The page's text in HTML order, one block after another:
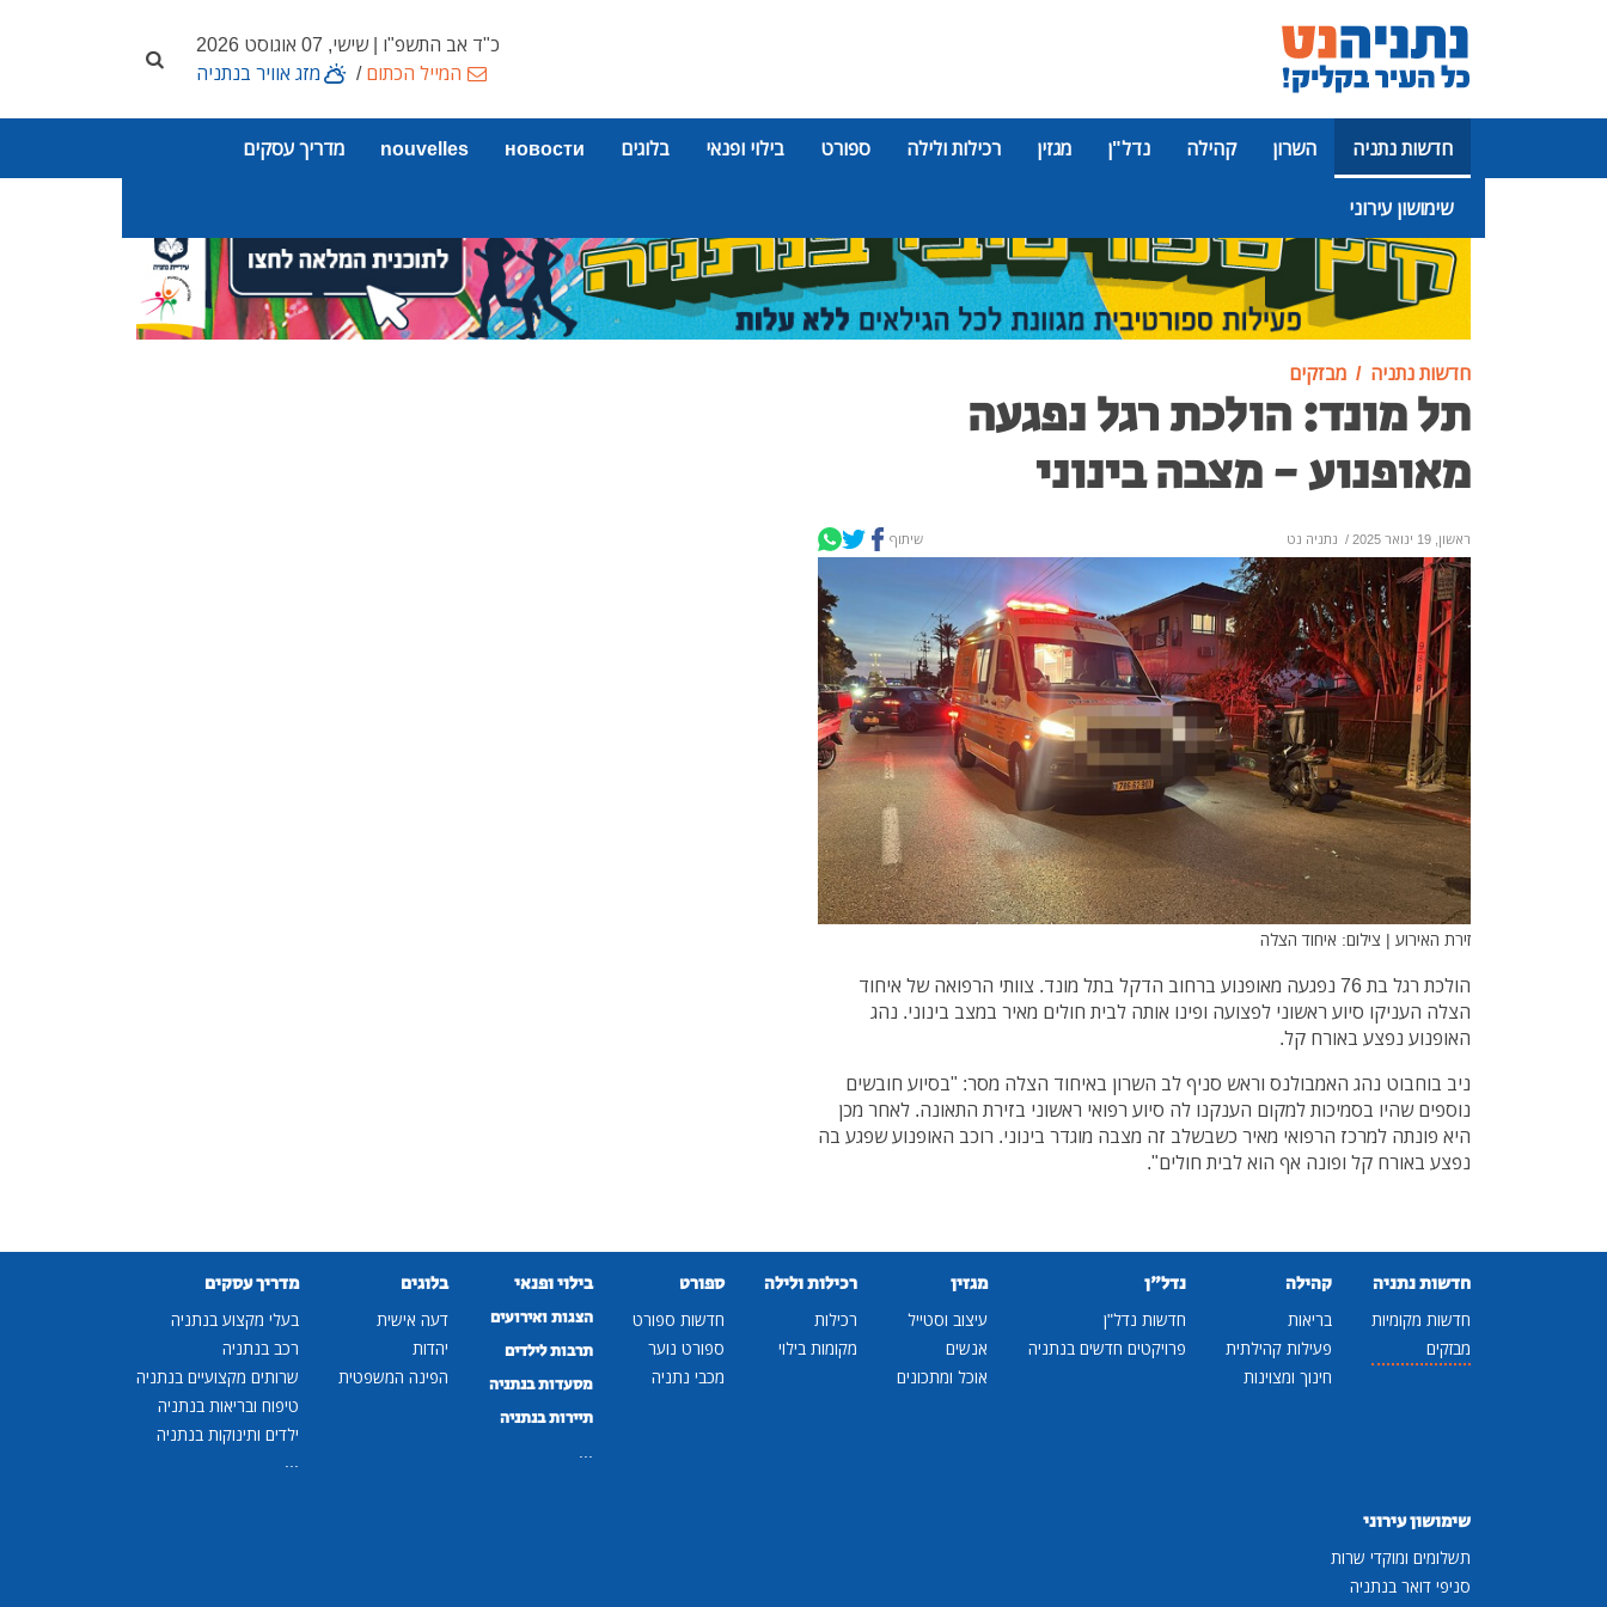
כ"ד אב התשפ"ו | שישי, 07 אוגוסט 2026
המייל הכתום/ מזג אוויר בנתניה
חדשות נתניה השרון קהילה נדל"ן מגזין רכילות ולילה ספורט בילוי ופנאי בלוגים новости
nouvelles מדריך עסקים
שימושון עירוני
פרסומת
חדשות נתניה מבזקים
תל מונד: הולכת רגל נפגעה
מאופנוע - מצבה בינוני
ראשון, 19 ינואר 2025 / נתניה נט שיתוף
זירת האירוע | צילום: איחוד הצלה
הולכת רגל בת 76 נפגעה מאופנוע ברחוב הדקל בתל מונד. צוותי הרפואה של איחוד
הצלה העניקו סיוע ראשוני לפצועה ופינו אותה לבית חולים מאיר במצב בינוני. נהג
האופנוע נפצע באורח קל.
ניב בוחבוט נהג האמבולנס וראש סניף לב השרון באיחוד הצלה מסר: "בסיוע חובשים
נוספים שהיו בסמיכות למקום הענקנו לה סיוע רפואי ראשוני בזירת התאונה. לאחר מכן
היא פונתה למרכז הרפואי מאיר כשבשלב זה מצבה מוגדר בינוני. רוכב האופנוע שפגע בה
נפצע באורח קל ופונה אף הוא לבית חולים".
חדשות נתניה
חדשות מקומיות
מבזקים
קהילה
בריאות
פעילות קהילתית
חינוך ומצוינות
נדל"ן
חדשות נדל"ן
פרויקטים חדשים בנתניה
מגזין
עיצוב וסטייל
אנשים
אוכל ומתכונים
רכילות ולילה
רכילות
מקומות בילוי
ספורט
חדשות ספורט
ספורט נוער
מכבי נתניה
בילוי ופנאי
הצגות ואירועים
תרבות לילדים
מסעדות בנתניה
תיירות בנתניה
...
בלוגים
דעה אישית
יהדות
הפינה המשפטית
מדריך עסקים
בעלי מקצוע בנתניה
רכב בנתניה
שרותים מקצועיים בנתניה
טיפוח ובריאות בנתניה
ילדים ותינוקות בנתניה
...
שימושון עירוני
תשלומים ומוקדי שרות
סניפי דואר בנתניה